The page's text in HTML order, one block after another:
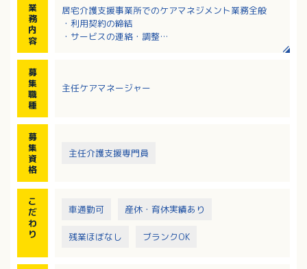
業
務
内
容
居宅介護支援事業所でのケアマネジメント業務全般
・利用契約の締結
・サービスの連絡・調整
・担当者会議
募
集
職
種
主任ケアマネージャー
募
集
資
格
主任介護支援専門員
こ
だ
わ
り
車通勤可 産休・育休実績あり
残業ほぼなし ブランクOK